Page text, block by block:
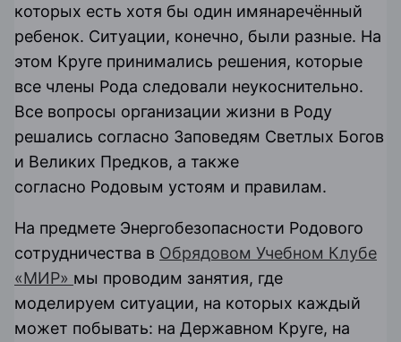
которых есть хотя бы один имянаречённый
ребенок. Ситуации, конечно, были разные. На
этом Круге принимались решения, которые
все члены Рода следовали неукоснительно.
Все вопросы организации жизни в Роду
решались согласно Заповедям Светлых Богов
и Великих Предков, а также
согласно Родовым устоям и правилам.
На предмете Энергобезопасности Родового
сотрудничества в Обрядовом Учебном Клубе
«МИР» мы проводим занятия, где
моделируем ситуации, на которых каждый
может побывать: на Державном Круге, на